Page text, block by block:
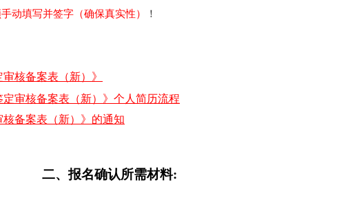
动填写并签字（确保真实性） ！
核备案表（新）》
审核备案表（新）》个人简历流程
备案表（新）》的通知
二、报名确认所需材料: